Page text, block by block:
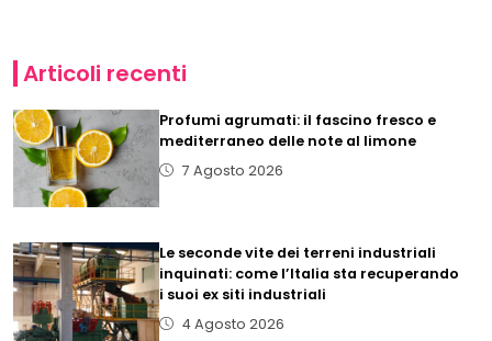
Articoli recenti
Profumi agrumati: il fascino fresco e
mediterraneo delle note al limone
7 Agosto 2026
Le seconde vite dei terreni industriali
inquinati: come l’Italia sta recuperando
i suoi ex siti industriali
4 Agosto 2026